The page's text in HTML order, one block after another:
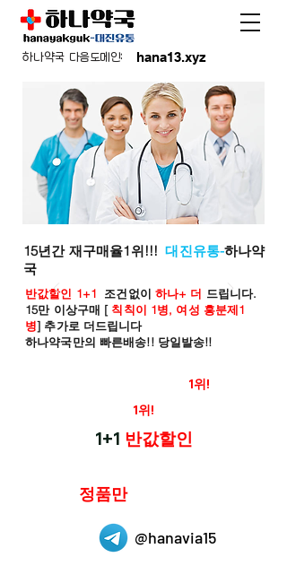
hana13.xyz
하나약국 다음도메인:
15년간 재구매율1위!!!대진유통-하나약
국
반값할인 1+1 조건없이 하나+ 더 드립니다.
15만 이상구매 [ 칙칙이 1병, 여성 흥분제1
병] 추가로 더드립니다
하나약국만의 빠른배송!! 당일발송!!
1위!
1위!
1+1 반값할인
정품만
@hanavia15